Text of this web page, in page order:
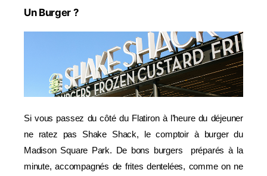
Un Burger ?
Si vous passez du côté du Flatiron à l’heure du déjeuner
ne ratez pas Shake Shack, le comptoir à burger du
Madison Square Park. De bons burgers préparés à la
minute, accompagnés de frites dentelées, comme on ne